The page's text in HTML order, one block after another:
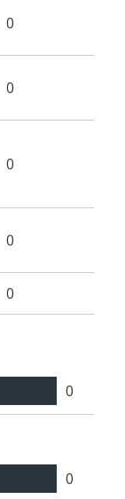
0
0
0
0
0
0
0